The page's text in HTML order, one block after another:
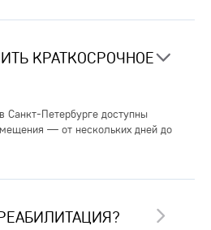
КРАТКОСРОЧНОЕ
Санкт-Петербурге доступны
— от нескольких дней до